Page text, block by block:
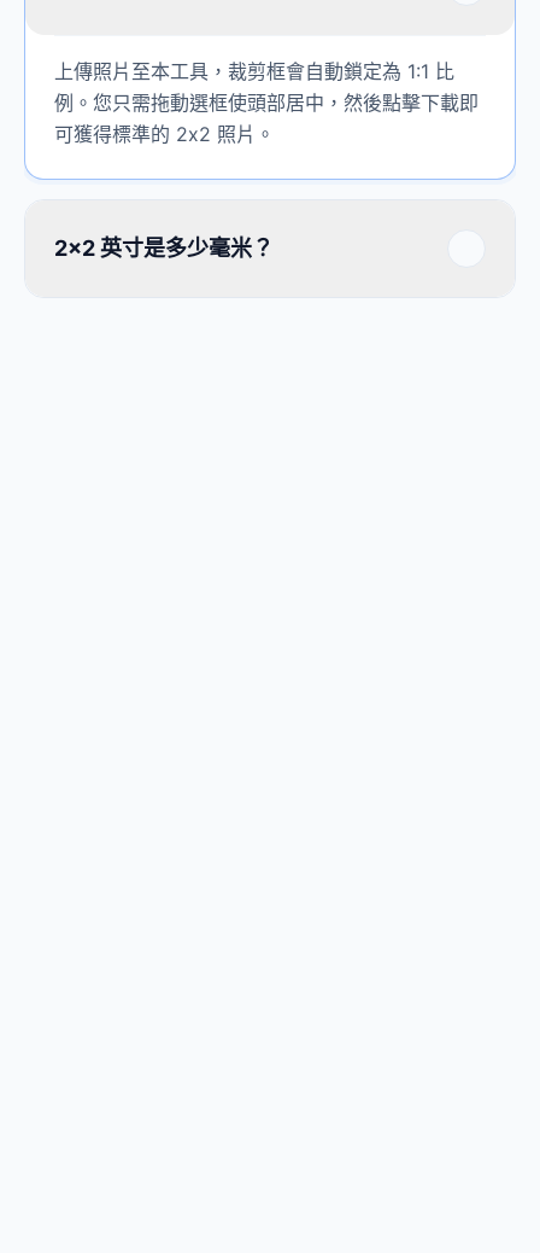
上傳照片至本工具，裁剪框會自動鎖定為 1:1 比
例。您只需拖動選框使頭部居中，然後點擊下載即
可獲得標準的 2x2 照片。
2x2 英寸是多少毫米？